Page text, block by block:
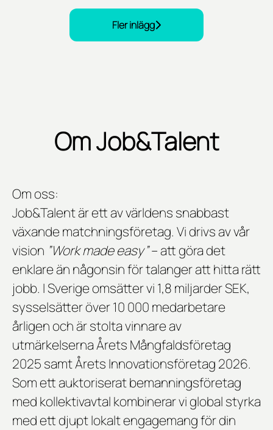
Fler inlägg
Om Job&Talent
Om oss:
Job&Talent är ett av världens snabbast
växande matchningsföretag. Vi drivs av vår
vision ”Work made easy”– att göra det
enklare än någonsin för talanger att hitta rätt
jobb. I Sverige omsätter vi 1,8 miljarder SEK,
sysselsätter över 10 000 medarbetare
årligen och är stolta vinnare av
utmärkelsernaÅrets Mångfaldsföretag
2025 samtÅrets Innovationsföretag 2026.
Som ett auktoriserat bemanningsföretag
med kollektivavtal kombinerar vi global styrka
med ett djupt lokalt engagemang för din